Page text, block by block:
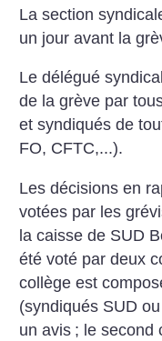
La section
un jour avant la
Le délégué
de la grève par
et syndiqués de
FO, CFTC,...).
Les décisions en
votées par les
la caisse de SUD
été voté par deux
collège est
(syndiqués SUD
un avis ; le second